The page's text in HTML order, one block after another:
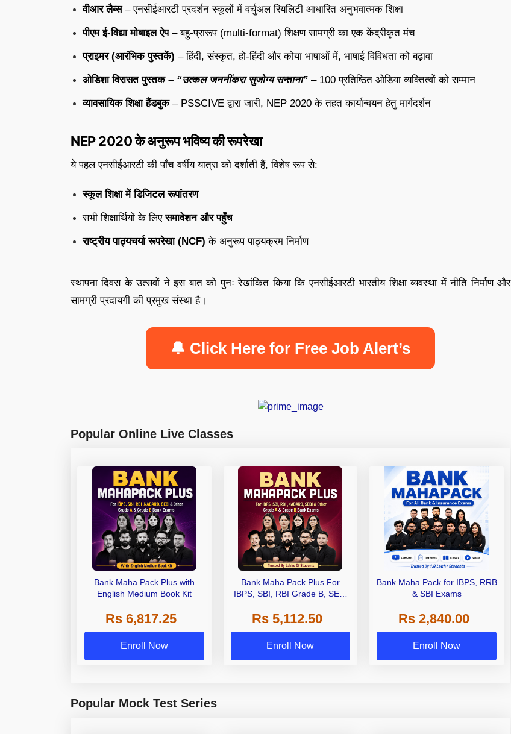
वीआर लैब्स– एनसीईआरटी प्रदर्शन स्कूलों में वर्चुअल रियलिटी आधारित अनुभवात्मक शिक्षा
पीएम ई-विद्या मोबाइल ऐप– बहु-प्रारूप (multi-format) शिक्षण सामग्री का एक केंद्रीकृत मंच
प्राइमर (आरंभिक पुस्तकें) – हिंदी, संस्कृत, हो-हिंदी और कोया भाषाओं में, भाषाई विविधता को बढ़ावा
ओडिशा विरासत पुस्तक – “उत्कल जननींकरा सुजोग्य सन्ताना” – 100 प्रतिष्ठित ओडिया व्यक्तित्वों को सम्मान
व्यावसायिक शिक्षा हैंडबुक– PSSCIVE द्वारा जारी, NEP 2020 के तहत कार्यान्वयन हेतु मार्गदर्शन
NEP 2020 के अनुरूप भविष्य की रूपरेखा
ये पहल एनसीईआरटी की पाँच वर्षीय यात्रा को दर्शाती हैं, विशेष रूप से:
स्कूल शिक्षा में डिजिटल रूपांतरण
सभी शिक्षार्थियों के लिएसमावेशन और पहुँच
राष्ट्रीय पाठ्यचर्या रूपरेखा (NCF) के अनुरूप पाठ्यक्रम निर्माण
स्थापना दिवस के उत्सवों ने इस बात को पुनः रेखांकित किया कि एनसीईआरटी भारतीय शिक्षा व्यवस्था में नीति निर्माण और
सामग्री प्रदायगी की प्रमुख संस्था है।
🔔 Click Here for Free Job Alert’s
Popular Online Live Classes
Bank Maha Pack Plus with
English Medium Book Kit
Rs 6,817.25
Enroll Now
Bank Maha Pack Plus For
IBPS, SBI, RBI Grade B, SEBI
Other Grade A & Grade B Bank
Exams
Rs 5,112.50
Enroll Now
Bank Maha Pack for IBPS, RRB
& SBI Exams
Rs 2,840.00
Enroll Now
Popular Mock Test Series